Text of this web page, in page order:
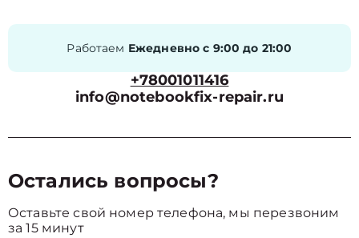
Работаем Ежедневно с 9:00 до 21:00
+78001011416
info@notebookfix-repair.ru
Остались вопросы?
Оставьте свой номер телефона, мы перезвоним
за 15 минут